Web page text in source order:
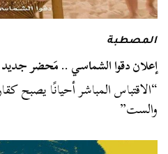
المصطبة
إعلان دقوا الشماسي .. مَحضر
“الاقتباس المباشر أحيانًا يصبح
والست”